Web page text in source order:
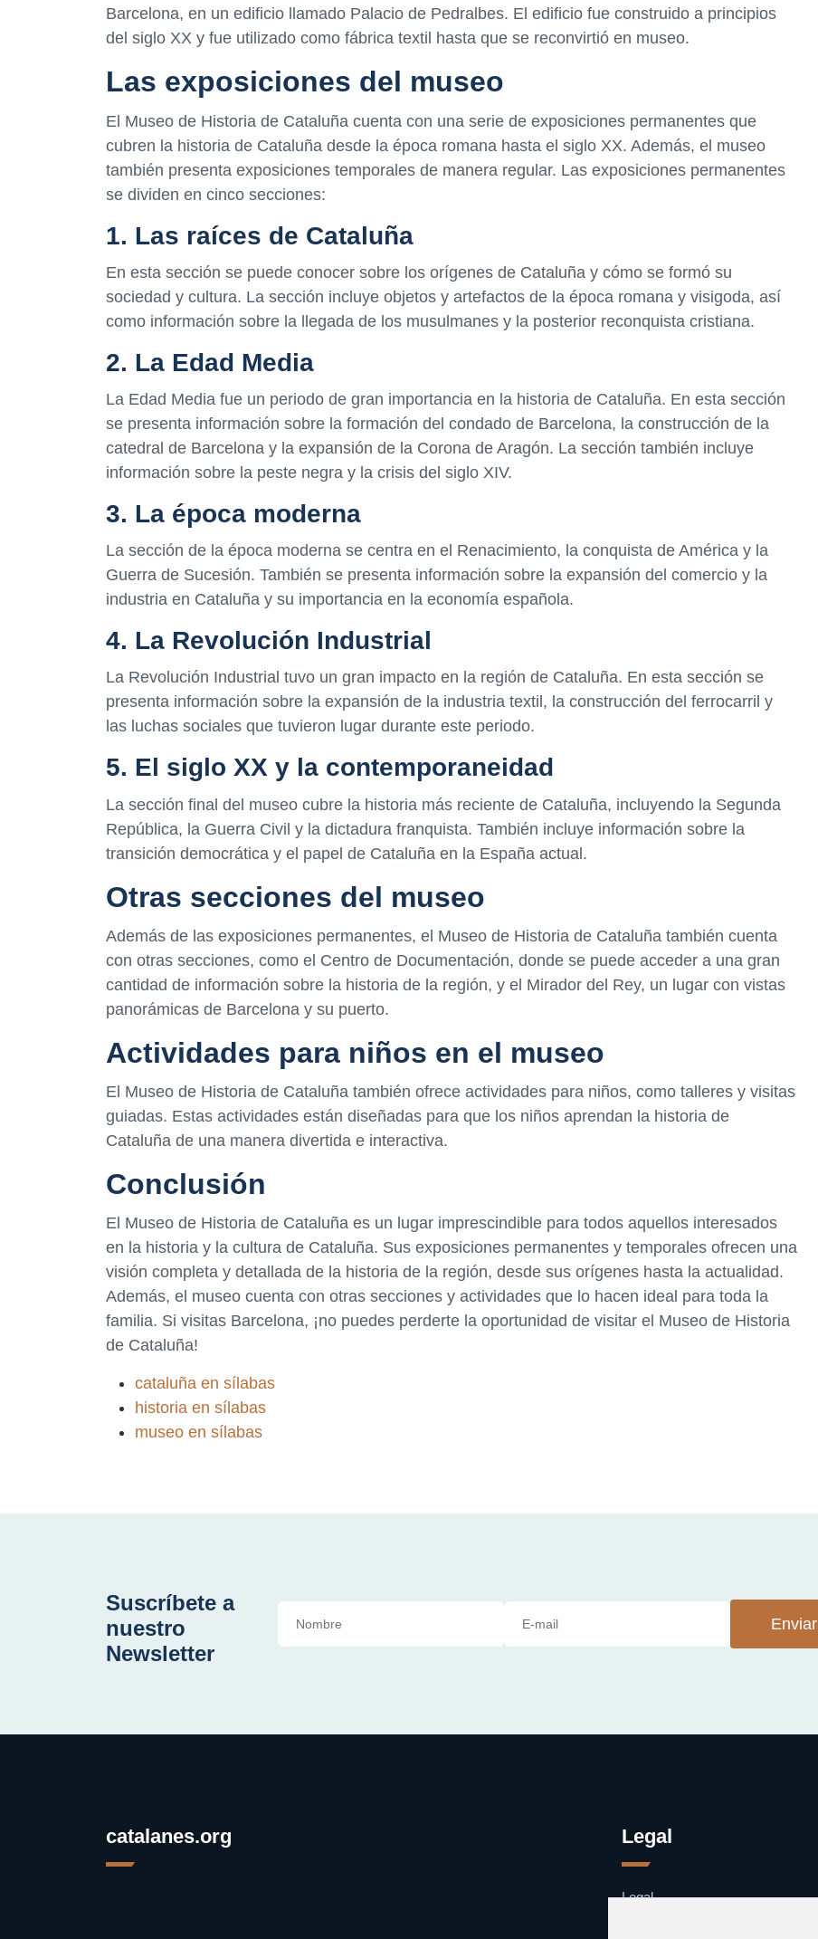
Barcelona, en un edificio llamado Palacio de Pedralbes. El edificio fue construido a principios
del siglo XX y fue utilizado como fábrica textil hasta que se reconvirtió en museo.
Las exposiciones del museo
El Museo de Historia de Cataluña cuenta con una serie de exposiciones permanentes que
cubren la historia de Cataluña desde la época romana hasta el siglo XX. Además, el museo
también presenta exposiciones temporales de manera regular. Las exposiciones permanentes
se dividen en cinco secciones:
1. Las raíces de Cataluña
En esta sección se puede conocer sobre los orígenes de Cataluña y cómo se formó su
sociedad y cultura. La sección incluye objetos y artefactos de la época romana y visigoda, así
como información sobre la llegada de los musulmanes y la posterior reconquista cristiana.
2. La Edad Media
La Edad Media fue un periodo de gran importancia en la historia de Cataluña. En esta sección
se presenta información sobre la formación del condado de Barcelona, la construcción de la
catedral de Barcelona y la expansión de la Corona de Aragón. La sección también incluye
información sobre la peste negra y la crisis del siglo XIV.
3. La época moderna
La sección de la época moderna se centra en el Renacimiento, la conquista de América y la
Guerra de Sucesión. También se presenta información sobre la expansión del comercio y la
industria en Cataluña y su importancia en la economía española.
4. La Revolución Industrial
La Revolución Industrial tuvo un gran impacto en la región de Cataluña. En esta sección se
presenta información sobre la expansión de la industria textil, la construcción del ferrocarril y
las luchas sociales que tuvieron lugar durante este periodo.
5. El siglo XX y la contemporaneidad
La sección final del museo cubre la historia más reciente de Cataluña, incluyendo la Segunda
República, la Guerra Civil y la dictadura franquista. También incluye información sobre la
transición democrática y el papel de Cataluña en la España actual.
Otras secciones del museo
Además de las exposiciones permanentes, el Museo de Historia de Cataluña también cuenta
con otras secciones, como el Centro de Documentación, donde se puede acceder a una gran
cantidad de información sobre la historia de la región, y el Mirador del Rey, un lugar con vistas
panorámicas de Barcelona y su puerto.
Actividades para niños en el museo
El Museo de Historia de Cataluña también ofrece actividades para niños, como talleres y visitas
guiadas. Estas actividades están diseñadas para que los niños aprendan la historia de
Cataluña de una manera divertida e interactiva.
Conclusión
El Museo de Historia de Cataluña es un lugar imprescindible para todos aquellos interesados
en la historia y la cultura de Cataluña. Sus exposiciones permanentes y temporales ofrecen una
visión completa y detallada de la historia de la región, desde sus orígenes hasta la actualidad.
Además, el museo cuenta con otras secciones y actividades que lo hacen ideal para toda la
familia. Si visitas Barcelona, ¡no puedes perderte la oportunidad de visitar el Museo de Historia
de Cataluña!
cataluña en sílabas
historia en sílabas
museo en sílabas
Suscríbete a
nuestro
Newsletter
Enviar
catalanes.org Legal
Legal